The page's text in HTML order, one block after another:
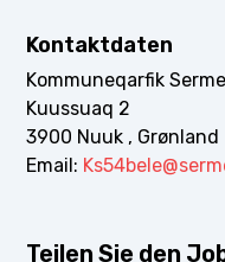
Kontaktdaten
Kommuneqarfik
Kuussuaq 2
3900 Nuuk , Grønland
Email:
Teilen Sie den